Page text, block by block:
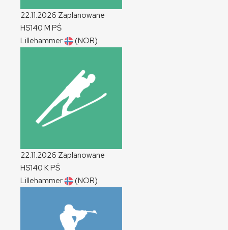
22.11.2026 Zaplanowane
HS140 M PŚ
Lillehammer
(NOR)
22.11.2026 Zaplanowane
HS140 KPŚ
Lillehammer
(NOR)